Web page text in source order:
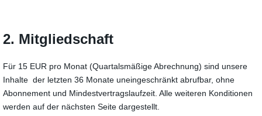
2. Mitgliedschaft
Für 15 EUR pro Monat (Quartalsmäßige Abrechnung) sind unsere
Inhalte der letzten 36 Monate uneingeschränkt abrufbar, ohne
Abonnement und Mindestvertragslaufzeit. Alle weiteren Konditionen
werden auf der nächsten Seite dargestellt.